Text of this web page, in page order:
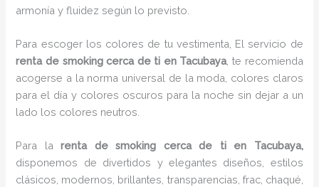
armonía y fluidez según lo previsto.
Para escoger los colores de tu vestimenta, El servicio de
renta de smoking cerca de ti en Tacubaya, te recomienda
acogerse a la norma universal de la moda, colores claros
para el día y colores oscuros para la noche sin dejar a un
lado los colores neutros.
Para larenta de smoking cerca de ti
en Tacubaya,
disponemos de divertidos y elegantes diseños, estilos
clásicos, modernos, brillantes, transparencias, frac, chaqué,